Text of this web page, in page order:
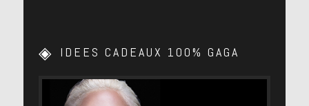
IDEES CADEAUX 100% GAGA